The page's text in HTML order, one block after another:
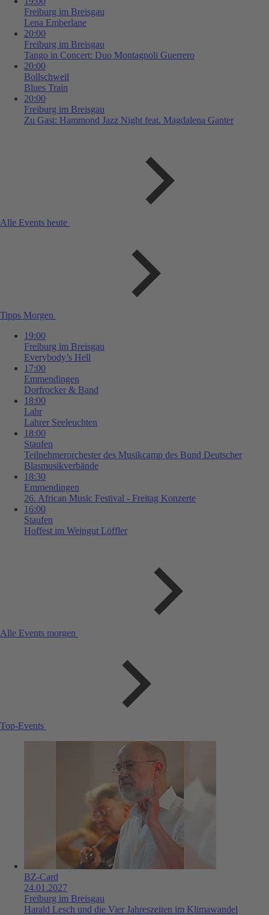
Freiburg im Breisgau
Lena Emberlane
20:00
Freiburg im Breisgau
Tango in Concert: Duo Montagnoli Guerrero
20:00
Bollschweil
Blues Train
20:00
Freiburg im Breisgau
Zu Gast: Hammond Jazz Night feat. Magdalena Ganter
Alle Events heute
Tipps Morgen
19:00
Freiburg im Breisgau
Everybody’s Hell
17:00
Emmendingen
Dorfrocker & Band
18:00
Lahr
Lahrer Seeleuchten
18:00
Staufen
Teilnehmerorchester des Musikcamp des Bund Deutscher
Blasmusikverbände
18:30
Emmendingen
26. African Music Festival - Freitag Konzerte
16:00
Staufen
Hoffest im Weingut Löffler
Alle Events morgen
Top-Events
BZ-Card
24.01.2027
Freiburg im Breisgau
Harald Lesch und die Vier Jahreszeiten im Klimawandel